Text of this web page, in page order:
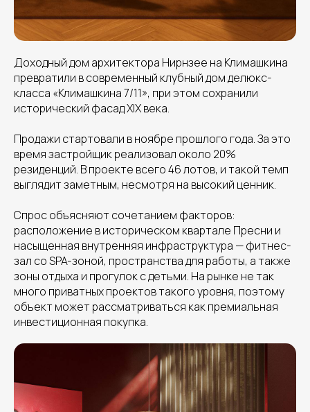
Доходный дом архитектора Нирнзее на Климашкина
превратили в современный клубный дом делюкс-
класса «Климашкина 7/11», при этом сохранили
исторический фасад XIX века.
Продажи стартовали в ноябре прошлого года. За это
время застройщик реализовал около 20%
резиденций. В проекте всего 46 лотов, и такой темп
выглядит заметным, несмотря на высокий ценник.
Спрос объясняют сочетанием факторов:
расположение в историческом квартале Пресни и
насыщенная внутренняя инфраструктура — фитнес-
зал со SPA-зоной, пространства для работы, а также
зоны отдыха и прогулок с детьми. На рынке не так
много приватных проектов такого уровня, поэтому
объект может рассматриваться как премиальная
инвестиционная покупка.